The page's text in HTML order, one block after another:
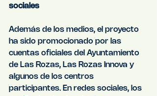
sociales
Además de los medios, el proyecto
ha sido promocionado por las
cuentas oficiales del Ayuntamiento
de Las Rozas, Las Rozas Innova y
algunos de los centros
participantes. En redes sociales, los